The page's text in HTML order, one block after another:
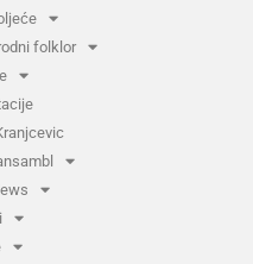
folklor